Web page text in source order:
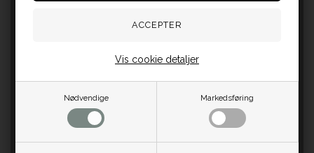
Nødvendige Markedsføring
Vis cookie detaljer